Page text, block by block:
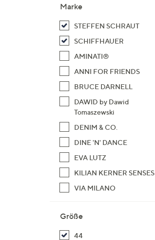
Marke
STEFFEN SCHRAUT
SCHIFFHAUER
AMINATI®
ANNI FOR FRIENDS
BRUCE DARNELL
DAWID by Dawid
Tomaszewski
DENIM & CO.
DINE 'N' DANCE
EVA LUTZ
KILIAN KERNER SENSES
VIA MILANO
Größe
44